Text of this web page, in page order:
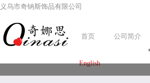
义乌市奇钠斯饰品有限公司
首页 公司简介
English